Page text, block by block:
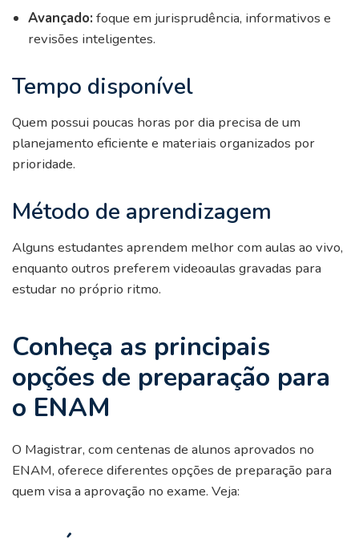
Avançado: foque em jurisprudência, informativos e
revisões inteligentes.
Tempo disponível
Quem possui poucas horas por dia precisa de um
planejamento eficiente e materiais organizados por
prioridade.
Método de aprendizagem
Alguns estudantes aprendem melhor com aulas ao vivo,
enquanto outros preferem videoaulas gravadas para
estudar no próprio ritmo.
Conheça as principais
opções de preparação para
o ENAM
O Magistrar, com centenas de alunos aprovados no
ENAM, oferece diferentes opções de preparação para
quem visa a aprovação no exame. Veja: